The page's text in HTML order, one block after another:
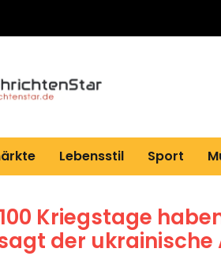
Lebensstil Sport
Kriegstage
der